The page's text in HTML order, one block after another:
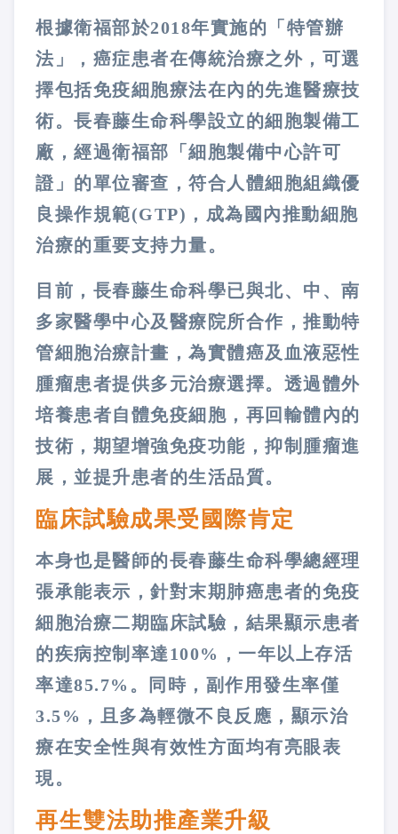
根據衛福部於2018年實施的「特管辦
法」，癌症患者在傳統治療之外，可選
擇包括免疫細胞療法在內的先進醫療技
術。長春藤生命科學設立的細胞製備工
廠，經過衛福部「細胞製備中心許可
證」的單位審查，符合人體細胞組織優
良操作規範(GTP)，成為國內推動細胞
治療的重要支持力量。
目前，長春藤生命科學已與北、中、南
多家醫學中心及醫療院所合作，推動特
管細胞治療計畫，為實體癌及血液惡性
腫瘤患者提供多元治療選擇。透過體外
培養患者自體免疫細胞，再回輸體內的
技術，期望增強免疫功能，抑制腫瘤進
展，並提升患者的生活品質。
臨床試驗成果受國際肯定
本身也是醫師的長春藤生命科學總經理
張承能表示，針對末期肺癌患者的免疫
細胞治療二期臨床試驗，結果顯示患者
的疾病控制率達100%，一年以上存活
率達85.7%。同時，副作用發生率僅
3.5%，且多為輕微不良反應，顯示治
療在安全性與有效性方面均有亮眼表
現。
再生雙法助推產業升級